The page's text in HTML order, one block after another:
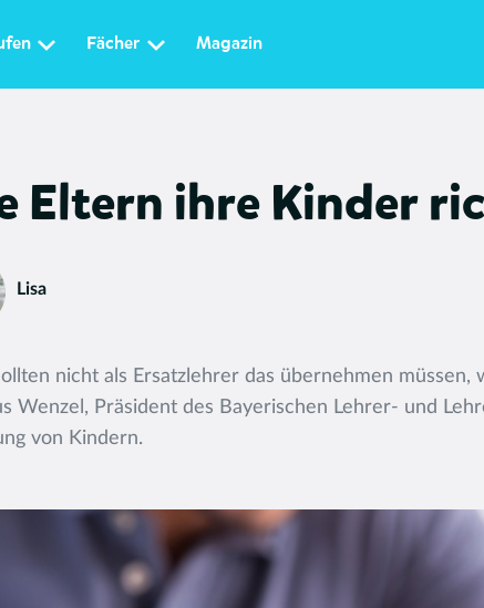
Fächer Magazin
Eltern ihre Kinder
Lisa
nicht als Ersatzlehrer das übernehmen
Wenzel, Präsident des Bayerischen Lehrer- und
von Kindern.